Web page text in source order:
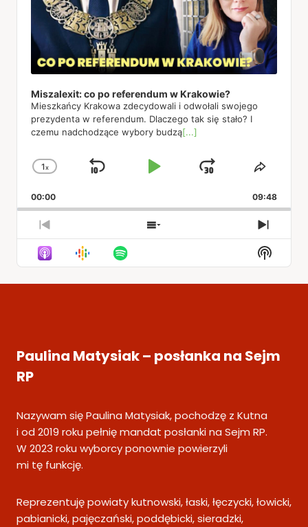
Miszalexit: co po referendum w Krakowie?
Mieszkańcy Krakowa zdecydowali i odwołali swojego
prezydenta w referendum. Dlaczego tak się stało? I
czemu nadchodzące wybory budzą[...]
Change
Rate
1x
Skip
Play
Jump
Forward
Share
00:00 09:48
Previous
Episode
Show
Episodes
Next
Show
Paulina Matysiak – posłanka na Sejm
RP
Nazywam się Paulina Matysiak, pochodzę z Kutna
i od 2019 roku pełnię mandat posłanki na Sejm RP.
W 2023 roku wyborcy ponownie powierzyli
mi tę funkcję.
Reprezentuję powiaty kutnowski, łaski, łęczycki, łowicki,
pabianicki, pajęczański, poddębicki, sieradzki,